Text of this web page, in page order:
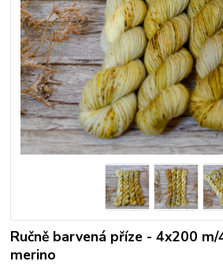
Ručně barvená příze - 4x200
merino